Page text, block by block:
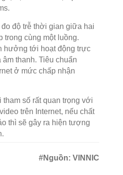
đo độ trễ thời gian giữa hai
trong cùng một luồng.
hưởng tới hoạt động trực
thanh. Tiêu chuẩn
ở mức chấp nhận
tham số rất quan trọng với
trên Internet, nếu chất
thì sẽ gây ra hiện tượng
#Nguồn: VINNIC